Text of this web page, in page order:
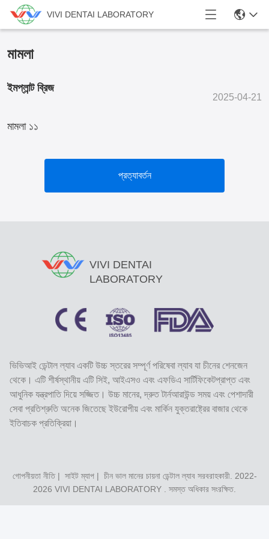
VIVI DENTAI LABORATORY
মামলা
ইমপ্লান্ট ব্রিজ
2025-04-21
মামলা ১১
প্রত্যাবর্তন
VIVI DENTAI
LABORATORY
ভিভিআই ডেন্টাল ল্যাব একটি উচ্চ স্তরের সম্পূর্ণ পরিষেবা ল্যাব যা চীনের শেনজেন
থেকে। এটি শীর্ষস্থানীয় এটি সিই, আইএসও এবং এফডিএ সার্টিফিকেটপ্রাপ্ত এবং
আধুনিক যন্ত্রপাতি দিয়ে সজ্জিত। উচ্চ মানের, দ্রুত টার্নআরাউন্ড সময় এবং পেশাদারী
সেবা প্রতিশ্রুতি অনেক জিতেছে ইউরোপীয় এবং মার্কিন যুক্তরাষ্ট্রের বাজার থেকে
ইতিবাচক প্রতিক্রিয়া।
গোপনীয়তা নীতি| সাইট ম্যাপ| চীন ভাল মানের চায়না ডেন্টাল ল্যাব সরবরাহকারী. 2022-
2026 VIVI DENTAI LABORATORY . সমস্ত অধিকার সংরক্ষিত.